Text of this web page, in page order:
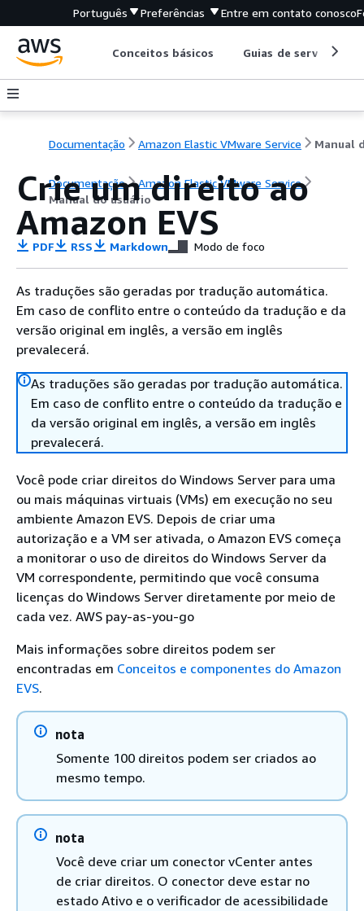
Português Preferências Entre em contato conosco
Conceitos básicos Guias de serviço
Documentação Amazon Elastic VMware Service
Documentação
Amazon Elastic VMware Service
Manual do usuário
Crie um direito ao
Amazon EVS
PDF RSS Markdown Modo de foco
As traduções são geradas por tradução automática.
Em caso de conflito entre o conteúdo da tradução e da
versão original em inglês, a versão em inglês
prevalecerá.
As traduções são geradas por tradução automática.
Em caso de conflito entre o conteúdo da tradução e
da versão original em inglês, a versão em inglês
prevalecerá.
Você pode criar direitos do Windows Server para uma
ou mais máquinas virtuais (VMs) em execução no seu
ambiente Amazon EVS. Depois de criar uma
autorização e a VM ser ativada, o Amazon EVS começa
a monitorar o uso de direitos do Windows Server da
VM correspondente, permitindo que você consuma
licenças do Windows Server diretamente por meio de
cada vez. AWS pay-as-you-go
Mais informações sobre direitos podem ser
encontradas em Conceitos e componentes do Amazon
EVS.
nota
Somente 100 direitos podem ser criados ao
mesmo tempo.
nota
Você deve criar um conector vCenter antes
de criar direitos. O conector deve estar no
estado Ativo e o verificador de acessibilidade